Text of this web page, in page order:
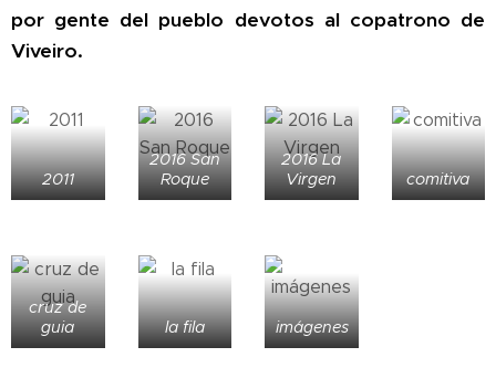
por gente del pueblo devotos al copatrono de
Viveiro.
2011
2016 San
Roque
2016 La
Virgen
comitiva
cruz de
guia
la fila imágenes